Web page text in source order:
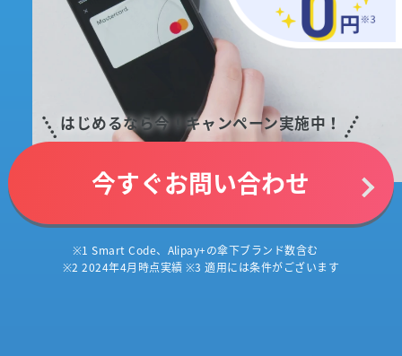
はじめるなら今！キャンペーン実施中！
今すぐお問い合わせ
※1 Smart Code、Alipay+の傘下ブランド数含む
※2 2024年4月時点実績 ※3 適用には条件がございます